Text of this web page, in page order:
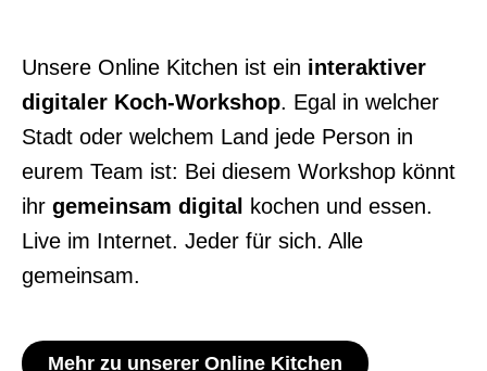
Unsere Online Kitchen ist ein interaktiver
digitaler Koch-Workshop. Egal in welcher
Stadt oder welchem Land jede Person in
eurem Team ist: Bei diesem Workshop könnt
ihr gemeinsam digital kochen und essen.
Live im Internet. Jeder für sich. Alle
gemeinsam.
Mehr zu unserer Online Kitchen